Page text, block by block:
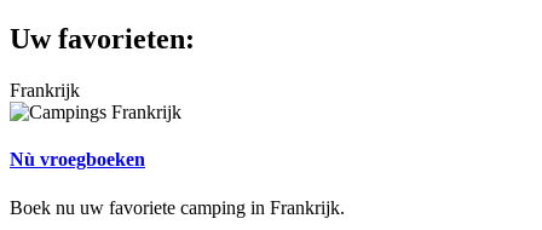
Uw favorieten:
Frankrijk
Nù vroegboeken
Boek nu uw favoriete camping in Frankrijk.